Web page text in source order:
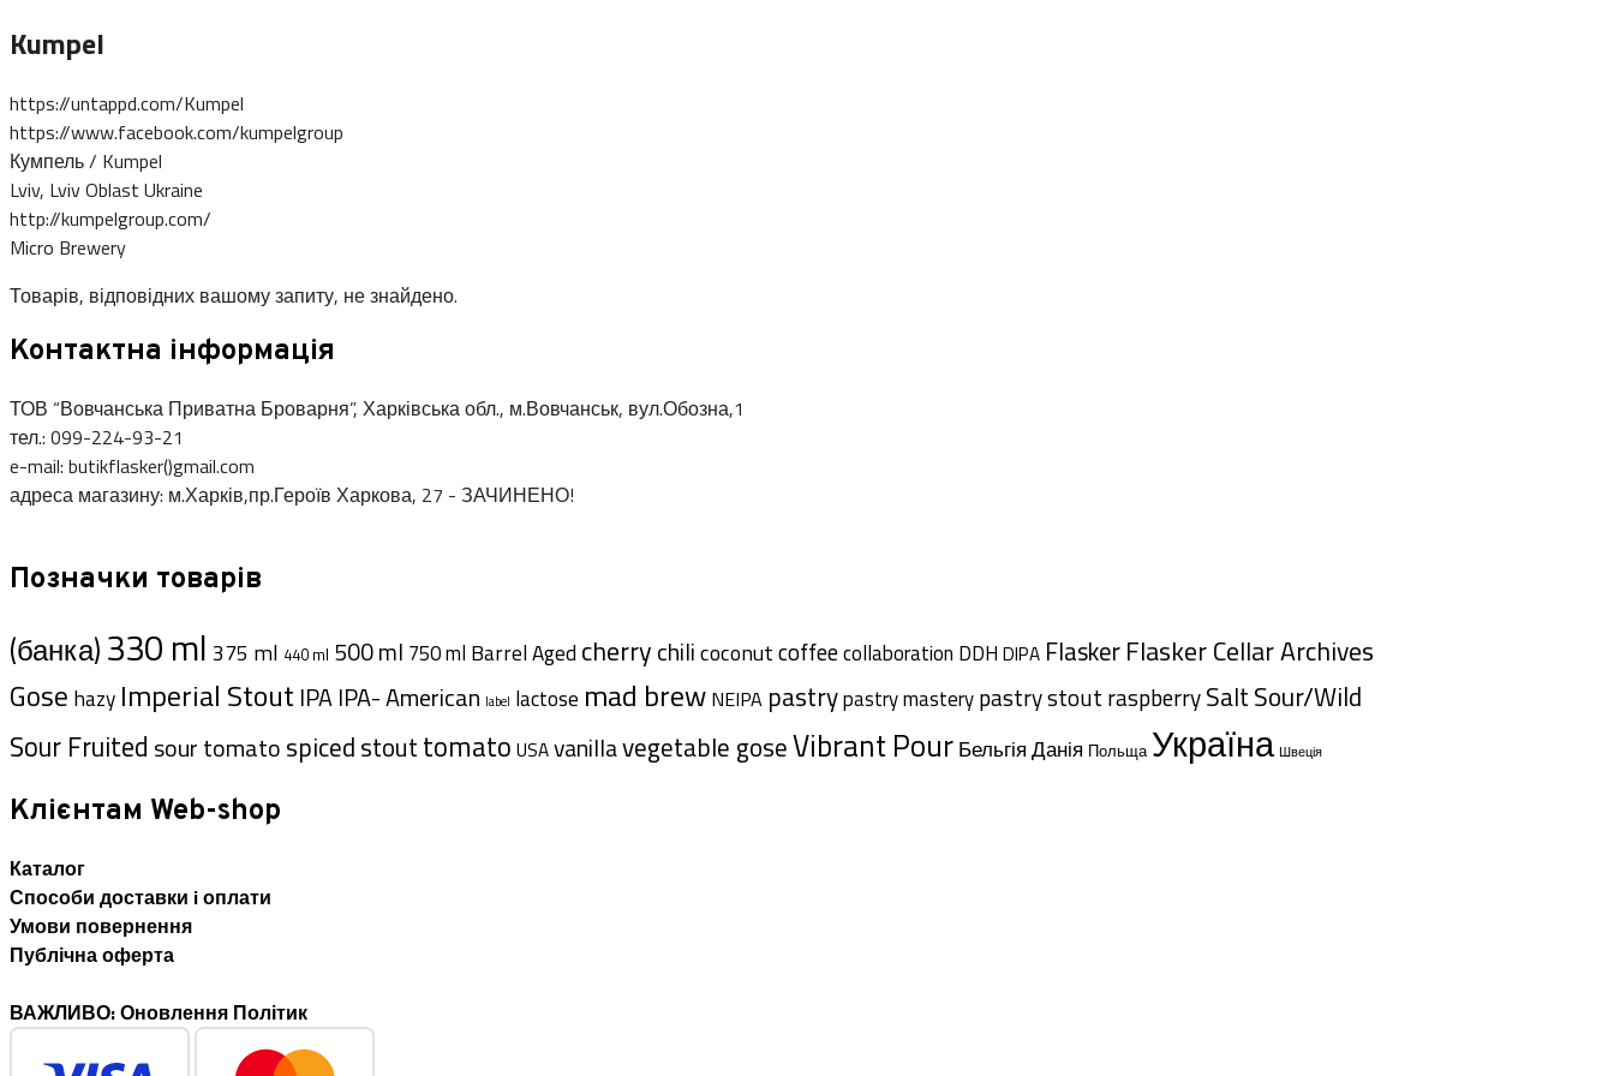
Kumpel
https://untappd.com/Kumpel
https://www.facebook.com/kumpelgroup
Кумпель / Kumpel
Lviv, Lviv Oblast Ukraine
http://kumpelgroup.com/
Micro Brewery
Товарів, відповідних вашому запиту, не знайдено.
Контактна інформація
ТОВ “Вовчанська Приватна Броварня”, Харківська обл., м.Вовчанськ, вул.Обозна,1
тел.: 099-224-93-21
e-mail: butikflasker()gmail.com
адреса магазину: м.Харків,пр.Героїв Харкова, 27 - ЗАЧИНЕНО!
Позначки товарів
(банка)330 ml 375 ml 440 ml 500 ml 750 ml Barrel Aged cherrychilicoconutcoffeecollaboration DDH DIPA FlaskerFlasker Cellar Archives
Gose hazy Imperial Stout IPA IPA- American label lactose mad brew NEIPA pastrypastry masterypastry stout raspberrySaltSour/Wild
Sour Fruited sour tomatospicedstouttomato USAvanillavegetable goseVibrant PourБельгіяДанія Польща Україна Швеція
Клієнтам Web-shop
Каталог
Способи доставки i оплати
Умови повернення
Публічна оферта
ВАЖЛИВО: Оновлення Політик